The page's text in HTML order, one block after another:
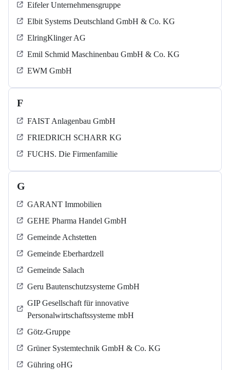
Eifeler Unternehmensgruppe
Elbit Systems Deutschland GmbH & Co. KG
ElringKlinger AG
Emil Schmid Maschinenbau GmbH & Co. KG
EWM GmbH
F
FAIST Anlagenbau GmbH
FRIEDRICH SCHARR KG
FUCHS. Die Firmenfamilie
G
GARANT Immobilien
GEHE Pharma Handel GmbH
Gemeinde Achstetten
Gemeinde Eberhardzell
Gemeinde Salach
Geru Bautenschutzsysteme GmbH
GIP Gesellschaft für innovative
Personalwirtschaftssysteme mbH
Götz-Gruppe
Grüner Systemtechnik GmbH & Co. KG
Gühring oHG